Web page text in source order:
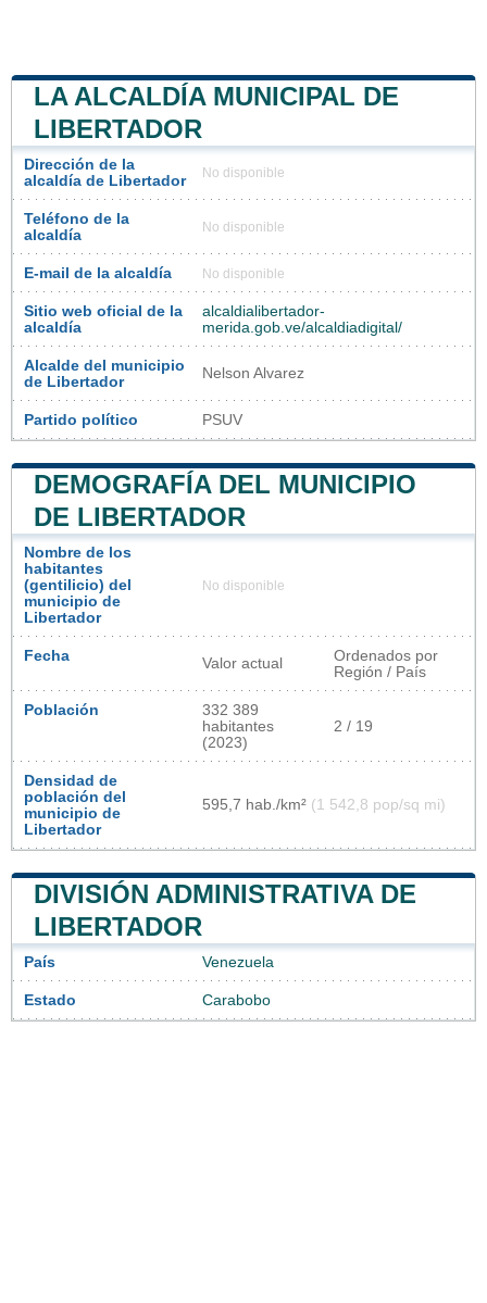
LA ALCALDÍA MUNICIPAL DE
LIBERTADOR
Dirección de la
alcaldía de Libertador
No disponible
Teléfono de la
alcaldía
No disponible
E-mail de la alcaldía No disponible
Sitio web oficial de la
alcaldía
alcaldialibertador-
merida.gob.ve/alcaldiadigital/
Alcalde del municipio
de Libertador
Nelson Alvarez
Partido político PSUV
DEMOGRAFÍA DEL MUNICIPIO
DE LIBERTADOR
Nombre de los
habitantes
(gentilicio) del
municipio de
Libertador
No disponible
Fecha Valor actual
Ordenados por
Región / País
Población
332 389
habitantes
(2023)
2 / 19
Densidad de
población del
municipio de
Libertador
595,7 hab./km² (1 542,8 pop/sq mi)
DIVISIÓN ADMINISTRATIVA DE
LIBERTADOR
País Venezuela
Estado Carabobo